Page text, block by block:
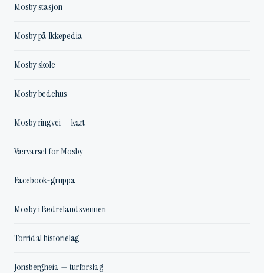
Mosby stasjon
Mosby på Ikkepedia
Mosby skole
Mosby bedehus
Mosby ringvei — kart
Værvarsel for Mosby
Facebook-gruppa
Mosby i Fædrelandsvennen
Torridal historielag
Jonsbergheia — turforslag